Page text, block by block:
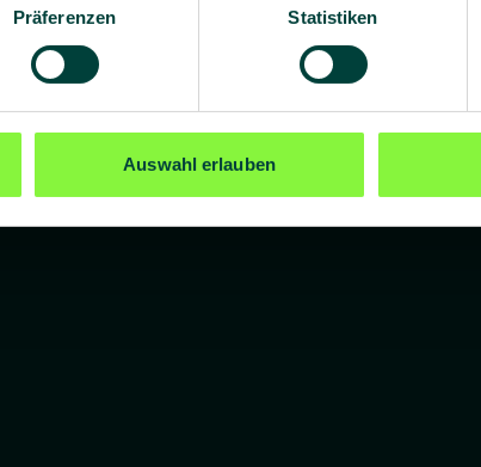
Präferenzen Statistiken
Auswahl erlauben